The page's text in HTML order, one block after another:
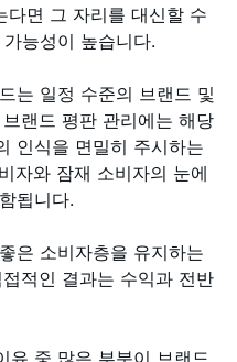
다면 그 자리를 대신할 수
능성이 높습니다.
는 일정 수준의 브랜드 및
랜드 평판 관리에는 해당
인식을 면밀히 주시하는
자와 잠재 소비자의 눈에
됩니다.
은 소비자층을 유지하는
적인 결과는 수익과 전반
유 중 많은 부분이 브랜드